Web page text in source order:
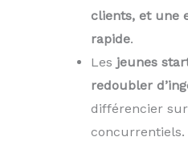
clients, et une
rapide.
Les jeunes
redoubler
différencier
concurrentiels.